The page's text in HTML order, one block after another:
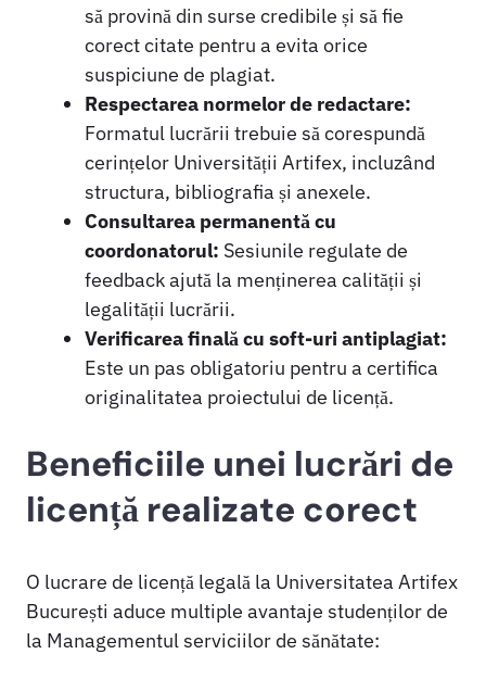
să provină din surse credibile și să fie
corect citate pentru a evita orice
suspiciune de plagiat.
Respectarea normelor de redactare:
Formatul lucrării trebuie să corespundă
cerințelor Universității Artifex, incluzând
structura, bibliografia și anexele.
Consultarea permanentă cu
coordonatorul: Sesiunile regulate de
feedback ajută la menținerea calității și
legalității lucrării.
Verificarea finală cu soft-uri antiplagiat:
Este un pas obligatoriu pentru a certifica
originalitatea proiectului de licență.
Beneficiile unei lucrări de
licență realizate corect
O lucrare de licență legală la Universitatea Artifex
București aduce multiple avantaje studenților de
la Managementul serviciilor de sănătate: